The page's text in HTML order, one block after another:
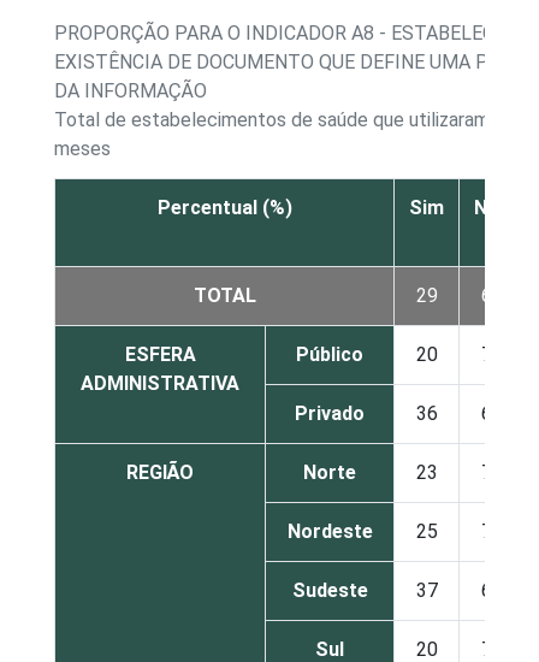
PROPORÇÃO PARA O INDICADOR A8 -
EXISTÊNCIA DE DOCUMENTO QUE DEFINE UMA
DA INFORMAÇÃO
Total de estabelecimentos de saúde que utilizaram a
meses
Percentual (%) Sim Não
TOTAL 29 66
ESFERA
ADMINISTRATIVA
Público 20 73
Privado 36 61
REGIÃO Norte 23 73
Nordeste 25 70
Sudeste 37 60
Sul 20 72